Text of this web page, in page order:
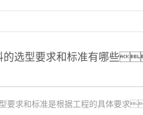
的选型要求和标准有哪些
型要求和标准是根据工程的具体